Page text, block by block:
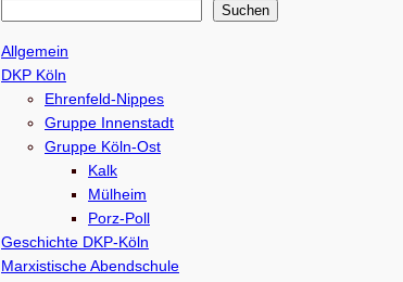
c
Suchen
Allgemein
DKP Köln
Ehrenfeld-Nippes
Gruppe Innenstadt
Gruppe Köln-Ost
Kalk
Mülheim
Porz-Poll
Geschichte DKP-Köln
Marxistische Abendschule